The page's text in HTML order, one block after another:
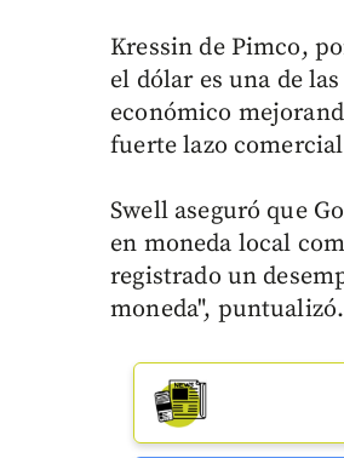
Kressin de Pimco,
el dólar es una de
económico
fuerte lazo
Swell aseguró que
en moneda local
registrado un
moneda", puntualizó.